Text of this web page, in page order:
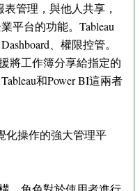
管理，與他人共享，
平台的功能。Tableau
、權限控管。
將工作簿分享給指定的
和Power BI這兩者
化操作的強大管理平